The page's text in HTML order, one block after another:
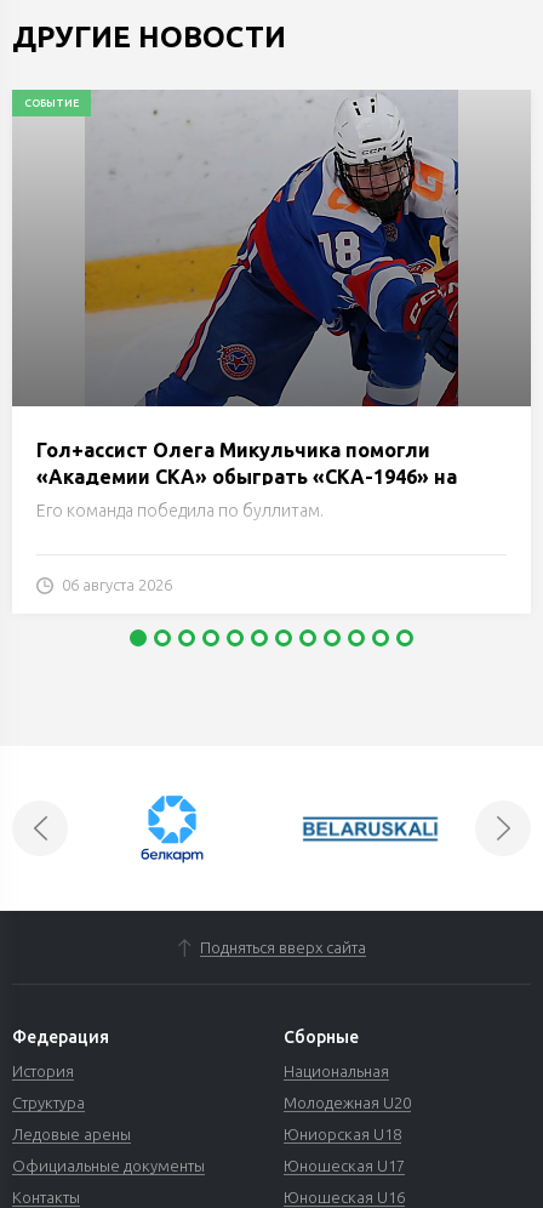
ДРУГИЕ НОВОСТИ
СОБЫТИЕ
Гол+ассист Олега Микульчика помогли
«Академии СКА» обыграть «СКА-1946» на
турнире Н.Е.Маслова в Санкт-Петербурге
Его команда победила по буллитам.
06 августа 2026
Подняться вверх сайта
Федерация
История
Структура
Ледовые арены
Официальные документы
Контакты
Сборные
Национальная
Молодежная U20
Юниорская U18
Юношеская U17
Юношеская U16